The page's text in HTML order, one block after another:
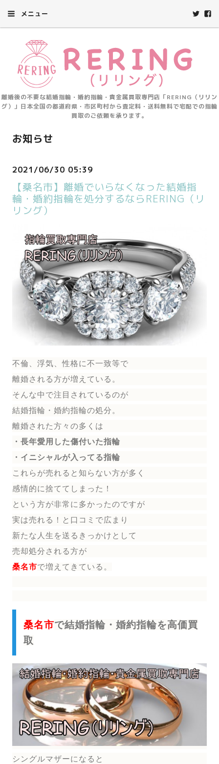
メニュー
離婚後の不要な結婚指輪・婚約指輪・貴金属買取専門店「RERING（リリン
グ）」日本全国の都道府県・市区町村から査定料・送料無料で宅配での指輪
買取のご依頼を承ります。
お知らせ
2021/06/30 05:39
【桑名市】離婚でいらなくなった結婚指
輪・婚約指輪を処分するならRERING（リ
リング）
不倫、浮気、性格に不一致等で
離婚される方が増えている。
そんな中で注目されているのが
結婚指輪 ・婚約指輪の処分。
離婚された方々の多くは
・長年愛用した傷付いた指輪
・イニシャルが入ってる指輪
これらが売れると知らない方が多く
感情的に捨ててしまった！
という方が非常に多かったのですが
実は売れる！と口コミで広まり
新たな人生を送る きっかけとして
売却処分される方が
桑名市で増えてきている。
桑名市で結婚指輪・婚約指輪を高価買
取
シングルマザーになると